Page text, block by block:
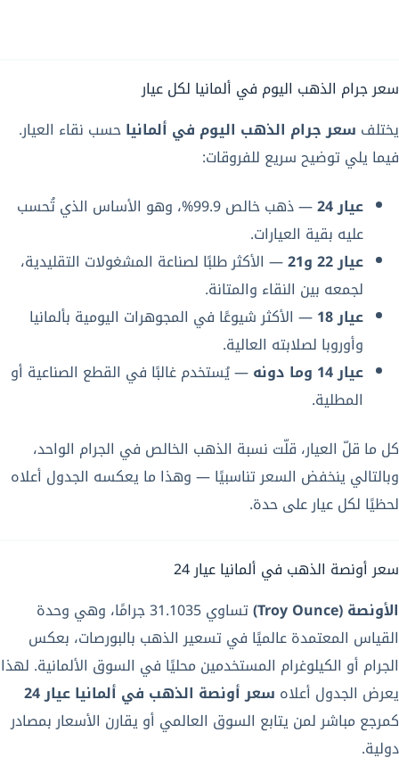
سعر جرام الذهب اليوم في ألمانيا لكل عيار
يختلف سعر جرام الذهب اليوم في ألمانياحسب نقاء العيار.
فيما يلي توضيح سريع للفروقات:
عيار 24
— ذهب خالص 99.9%، وهو الأساس الذي تُحسب
عليه بقية العيارات.
عيار 22 و21
— الأكثر طلبًا لصناعة المشغولات التقليدية،
لجمعه بين النقاء والمتانة.
عيار 18
— الأكثر شيوعًا في المجوهرات اليومية بألمانيا
وأوروبا لصلابته العالية.
عيار 14 وما دونه
— يُستخدم غالبًا في القطع الصناعية أو
المطلية.
كل ما قلّ العيار، قلّت نسبة الذهب الخالص في الجرام الواحد،
وبالتالي ينخفض السعر تناسبيًا — وهذا ما يعكسه الجدول أعلاه
لحظيًا لكل عيار على حدة.
سعر أونصة الذهب في ألمانيا عيار 24
الأونصة (Troy Ounce)
تساوي 31.1035 جرامًا، وهي وحدة
القياس المعتمدة عالميًا في تسعير الذهب بالبورصات، بعكس
الجرام أو الكيلوغرام المستخدمين محليًا في السوق الألمانية. لهذا
يعرض الجدول أعلاه سعر أونصة الذهب في ألمانيا عيار 24
كمرجع مباشر لمن يتابع السوق العالمي أو يقارن الأسعار بمصادر
دولية.